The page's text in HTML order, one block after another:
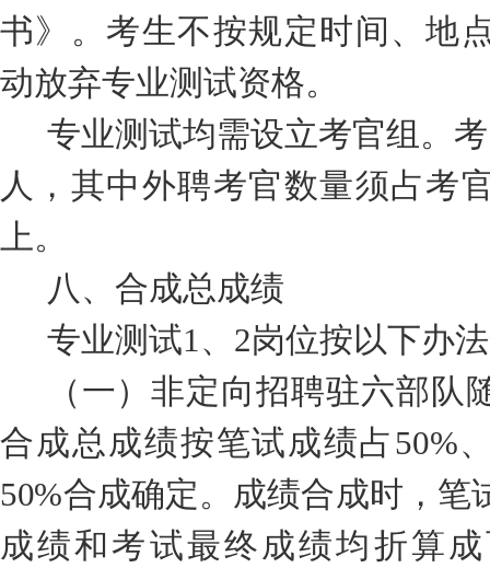
书》。考生不按规定时间、地
动放弃专业测试资格。
专业测试均需设立考官组。
人， 其中外聘考官数量须占考
上。
八 、合成总成绩
专业测试1、 2岗位按以下办
（一）非定向招聘驻六部队
合成总成绩按笔试成绩占50%
50%合成确定。成绩合成时，笔
成绩和考试最终成绩均折算